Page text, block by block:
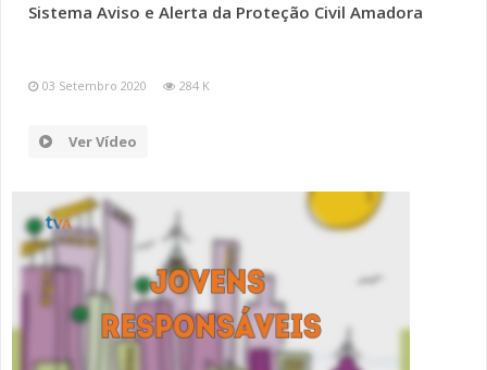
Sistema Aviso e Alerta da Proteção Civil Amadora
03 Setembro 2020 284 K
Ver Vídeo